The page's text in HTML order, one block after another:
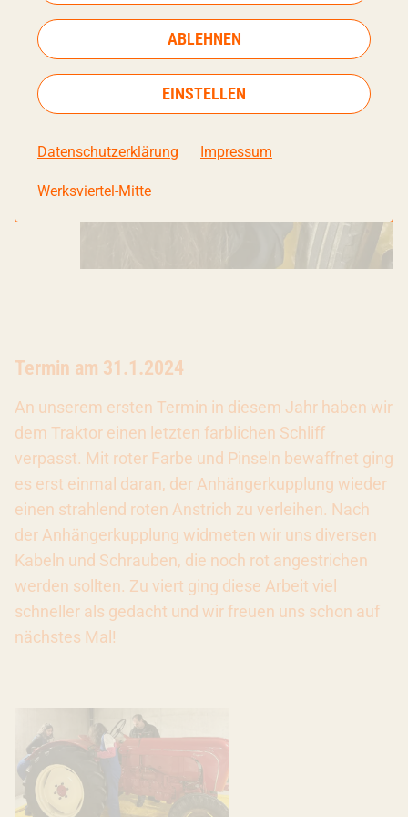
Termin am 31.1.2024
An unserem ersten Termin in diesem Jahr haben wir
dem Traktor einen letzten farblichen Schliff
verpasst. Mit roter Farbe und Pinseln bewaffnet ging
es erst einmal daran, der Anhängerkupplung wieder
einen strahlend roten Anstrich zu verleihen. Nach
der Anhängerkupplung widmeten wir uns diversen
Kabeln und Schrauben, die noch rot angestrichen
werden sollten. Zu viert ging diese Arbeit viel
schneller als gedacht und wir freuen uns schon auf
nächstes Mal!
ABLEHNEN
EINSTELLEN
Datenschutzerklärung Impressum
Werksviertel-Mitte